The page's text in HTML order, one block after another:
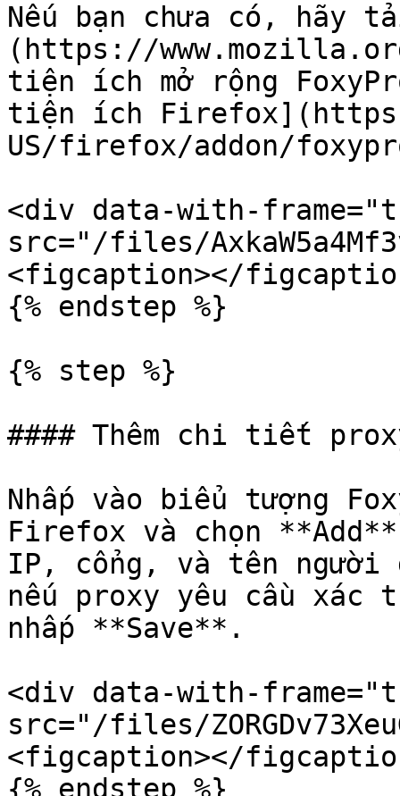
Nếu bạn chưa có,
(https://
tiện ích mở rộng
tiện ích
US/firefox/addon/
<div data-with-
src="/files/
<figcaption></
{% endstep %}
{% step %}
#### Thêm chi tiết
Nhấp vào biểu tượng
Firefox và chọn
IP, cổng, và tên người
nếu proxy yêu cầu xác
nhấp **Save**.
<div data-with-
src="/files/
<figcaption></
{% endstep %}